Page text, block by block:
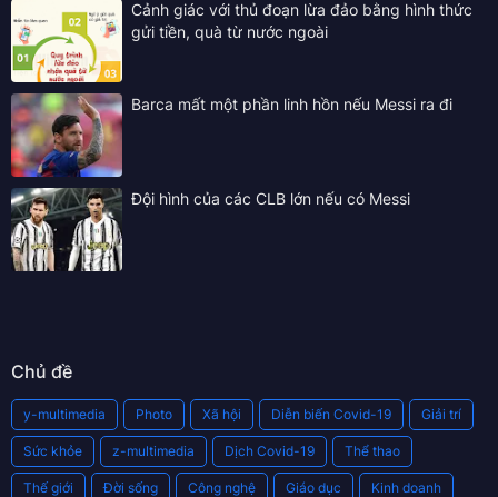
Cảnh giác với thủ đoạn lừa đảo bằng hình thức
gửi tiền, quà từ nước ngoài
Barca mất một phần linh hồn nếu Messi ra đi
Đội hình của các CLB lớn nếu có Messi
Chủ đề
y-multimedia Photo Xã hội Diễn biến Covid-19 Giải trí
Sức khỏe z-multimedia Dịch Covid-19 Thể thao
Thế giới Đời sống Công nghệ Giáo dục Kinh doanh